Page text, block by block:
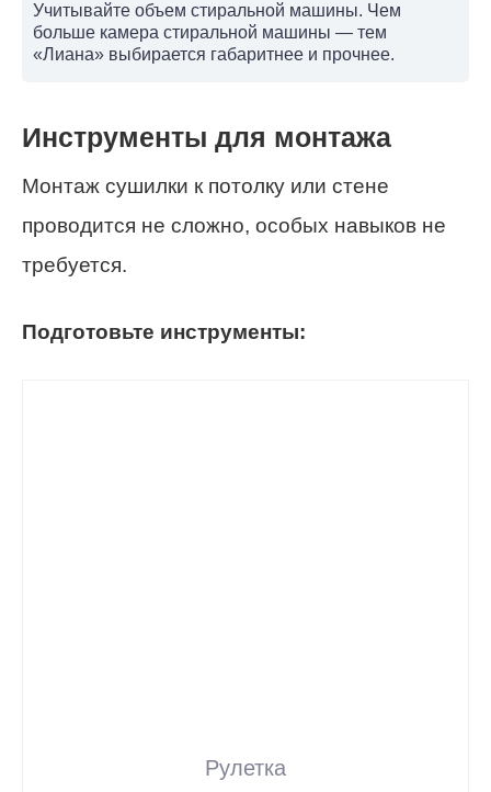
Учитывайте объем стиральной машины. Чем
больше камера стиральной машины — тем
«Лиана» выбирается габаритнее и прочнее.
Инструменты для монтажа
Монтаж сушилки к потолку или стене
проводится не сложно, особых навыков не
требуется.
Подготовьте инструменты:
Рулетка